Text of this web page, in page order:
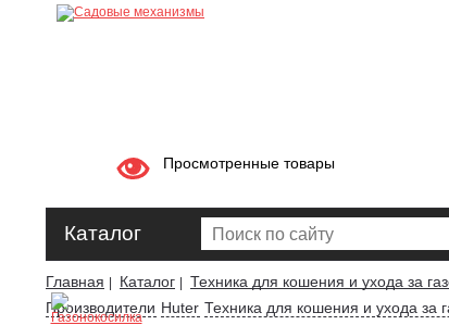
Просмотренные товары
Каталог
Главная Каталог Техника для кошения и ухода за
Производители Huter Техника для кошения и ухода за